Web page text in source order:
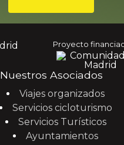
Proyecto
Nuestros Asociados
Viajes organizados
Servicios cicloturismo
Servicios Turísticos
Ayuntamientos